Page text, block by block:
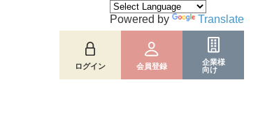
ログイン 会員登録
企業様
向け
Powered by Translate